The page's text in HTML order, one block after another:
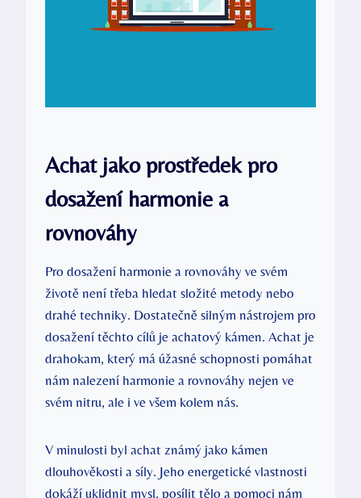
Achat jako prostředek pro
dosažení harmonie a
rovnováhy
Pro dosažení harmonie a rovnováhy ve svém
životě není třeba hledat složité metody nebo
drahé techniky. Dostatečně silným nástrojem pro
dosažení těchto cílů je achatový kámen. Achat je
drahokam, který má úžasné schopnosti pomáhat
nám nalezení harmonie a rovnováhy nejen ve
svém nitru, ale i ve všem kolem nás.
V minulosti byl achat známý jako kámen
dlouhověkosti a síly. Jeho energetické vlastnosti
dokáží uklidnit mysl, posílit tělo a pomoci nám